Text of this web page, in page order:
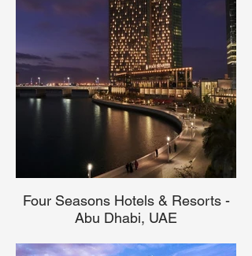
Four Seasons Hotels & Resorts -
Abu Dhabi, UAE